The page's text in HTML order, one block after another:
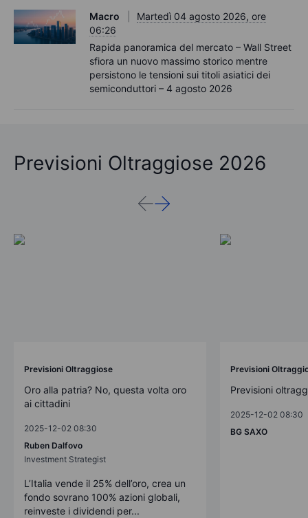
Macro
Martedì 04 agosto 2026, ore
06:26
Rapida panoramica del mercato – Wall Street
sfiora un nuovo massimo storico mentre
persistono le tensioni sui titoli asiatici dei
semiconduttori – 4 agosto 2026
Previsioni Oltraggiose 2026
Previsioni Oltraggiose
Oro alla patria? No, questa volta oro
ai cittadini
2025-12-02 08:30
Ruben Dalfovo
Investment Strategist
L’Italia vende il 25% dell’oro, crea un
fondo sovrano 100% azioni globali,
reinveste i dividendi per...
Previsioni
Previsioni
2025-12-02 08:30
BG SAXO